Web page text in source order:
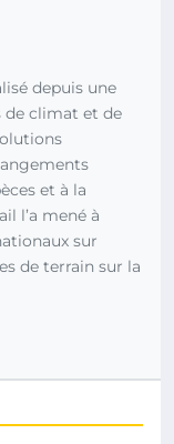
depuis une
de climat et de
et à la
l’a mené à
sur
de terrain sur la